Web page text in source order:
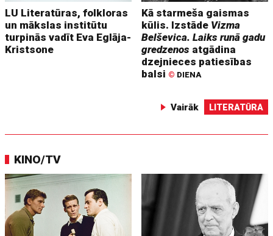
LU Literatūras, folkloras
un mākslas institūtu
turpinās vadīt Eva Eglāja-
Kristsone
Kā starmeša gaismas
kūlis. Izstāde Vizma
Belševica. Laiks runā gadu
gredzenos atgādina
dzejnieces patiesības
balsi © DIENA
Vairāk LITERATŪRA
KINO/TV